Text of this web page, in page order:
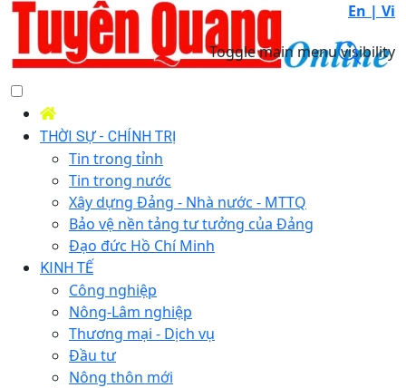
En | Vi
Toggle main menu visibility
THỜI SỰ - CHÍNH TRỊ
Tin trong tỉnh
Tin trong nước
Xây dựng Đảng - Nhà nước - MTTQ
Bảo vệ nền tảng tư tưởng của Đảng
Đạo đức Hồ Chí Minh
KINH TẾ
Công nghiệp
Nông-Lâm nghiệp
Thương mại - Dịch vụ
Đầu tư
Nông thôn mới